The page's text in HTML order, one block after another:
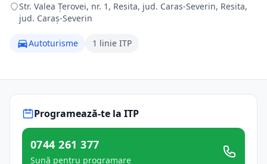
Str. Valea Ţerovei, nr. 1, Resita, jud. Caras-Severin, Resita,
jud. Caraș-Severin
Autoturisme 1 linie ITP
Programează-te la ITP
0744 261 377
Sună pentru programare